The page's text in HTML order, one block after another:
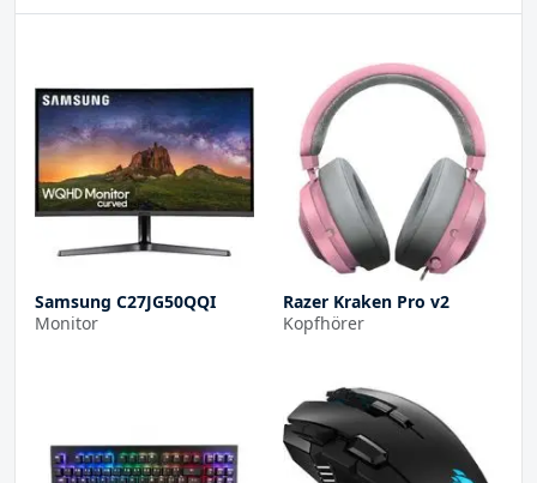
Samsung C27JG50QQI
Monitor
Razer Kraken Pro v2
Kopfhörer